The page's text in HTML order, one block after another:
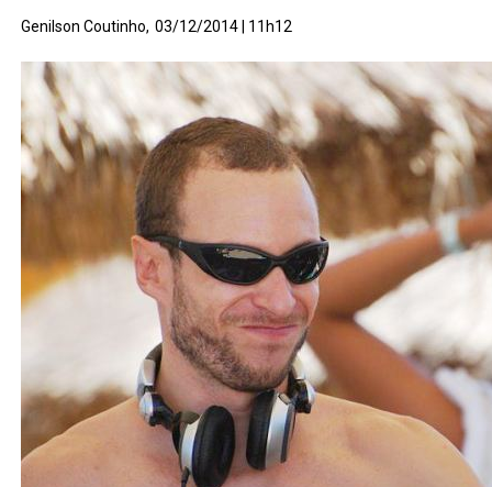
Genilson Coutinho, 03/12/2014 | 11h12